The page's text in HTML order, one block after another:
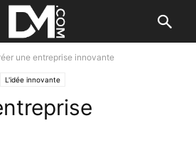
une entreprise innovante
L'idée innovante